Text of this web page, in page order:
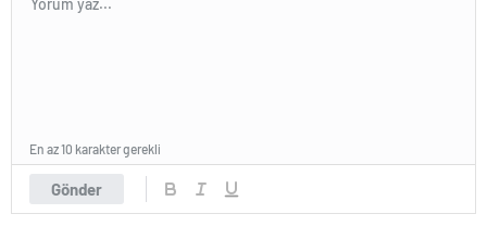
Gönder
En az 10 karakter gerekli